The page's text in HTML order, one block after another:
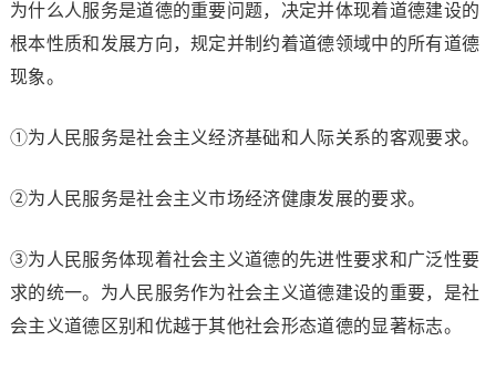
为什么人服务是道德的重要问题，决定并体现着道德建设的
根本性质和发展方向，规定并制约着道德领域中的所有道德
现象。
①为人民服务是社会主义经济基础和人际关系的客观要求。
②为人民服务是社会主义市场经济健康发展的要求。
③为人民服务体现着社会主义道德的先进性要求和广泛性要
求的统一。为人民服务作为社会主义道德建设的重要，是社
会主义道德区别和优越于其他社会形态道德的显著标志。